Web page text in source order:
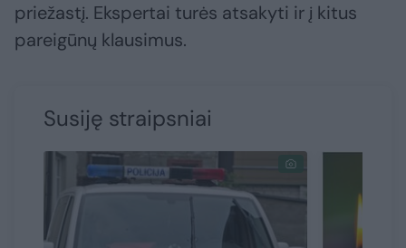
priežastį. Ekspertai turės atsakyti ir į kitus
pareigūnų klausimus.
Susiję straipsniai